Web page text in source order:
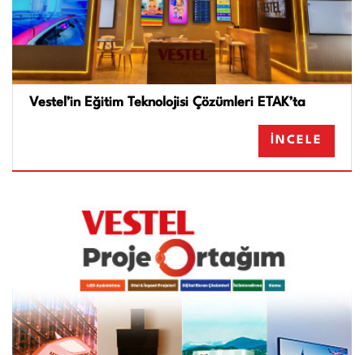
Vestel’in Eğitim Teknolojisi Çözümleri ETAK’ta
İNCELE